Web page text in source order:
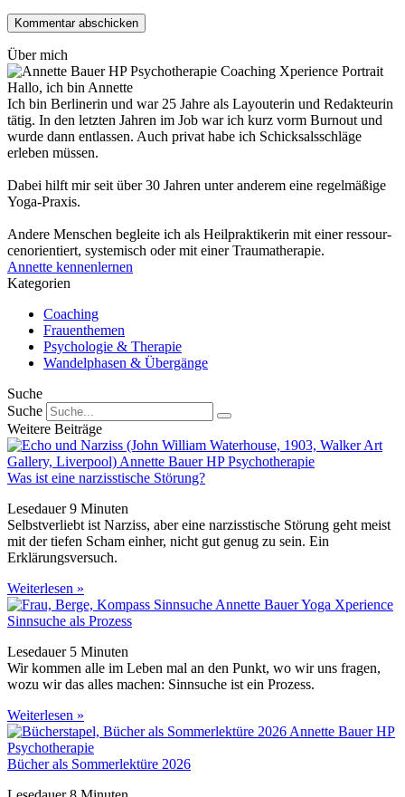
Über mich
Hallo, ich bin Annette
Ich bin Berlinerin und war 25 Jahre als Layouterin und Redak­teurin
tätig. In den letzten Jahren im Job war ich kurz vorm Burnout und
wurde dann ent­lassen. Auch privat habe ich Schick­sals­schläge
erleben müssen.
Dabei hilft mir seit über 30 Jahren unter anderem eine regelmäßige
Yoga-Praxis.
Andere Menschen begleite ich als Heil­prakti­kerin mit einer ressour­
cenorien­tiert, systemisch oder mit einer Trauma­therapie.
Annette kennenlernen
Kategorien
Coaching
Frauenthemen
Psychologie & Therapie
Wandelphasen & Übergänge
Suche
Suche
Weitere Beiträge
Was ist eine narzisstische Störung?
Lesedauer 9 Minuten
Selbstverliebt ist Narziss, aber eine narzisstische Störung geht meist
mit der tiefen Scham einher, nicht gut genug zu sein. Ein
Erklärungsversuch.
Weiterlesen »
Sinnsuche als Prozess
Lesedauer 5 Minuten
Wir kommen alle im Leben mal an den Punkt, wo wir uns fragen,
wozu wir das alles machen: Sinnsuche ist ein Prozess.
Weiterlesen »
Bücher als Sommerlektüre 2026